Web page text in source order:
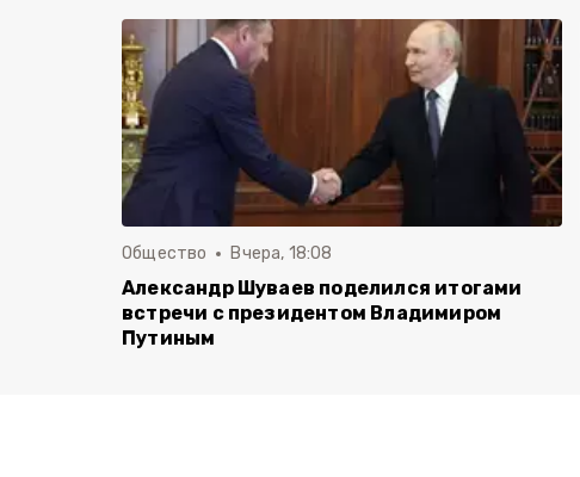
Общество Вчера, 18:08
Александр Шуваев поделился итогами
встречи с президентом Владимиром
Путиным